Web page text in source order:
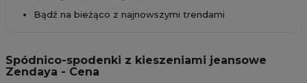
Bądź na bieżąco z najnowszymi trendami
Spódnico-spodenki z kieszeniami jeansowe
Zendaya - Cena